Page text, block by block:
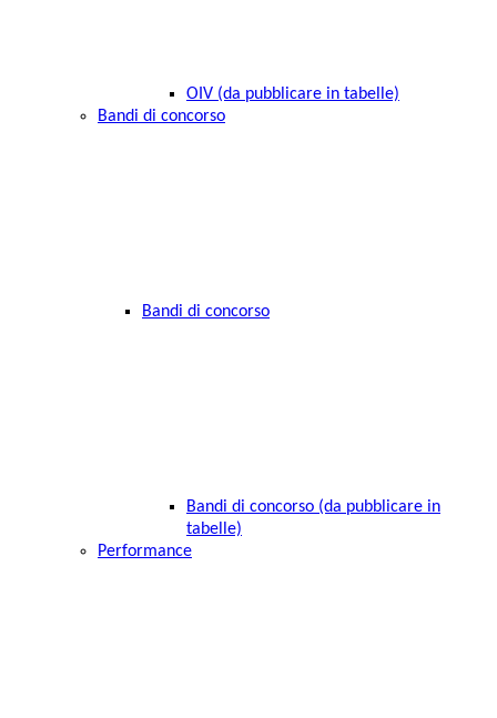
OIV (da pubblicare in tabelle)
Bandi di concorso
Bandi di concorso
Bandi di concorso (da pubblicare in
tabelle)
Performance